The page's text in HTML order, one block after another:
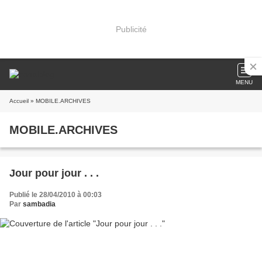
Publicité
MENU
Accueil » MOBILE.ARCHIVES
MOBILE.ARCHIVES
Jour pour jour . . .
Publié le 28/04/2010 à 00:03
Par sambadia